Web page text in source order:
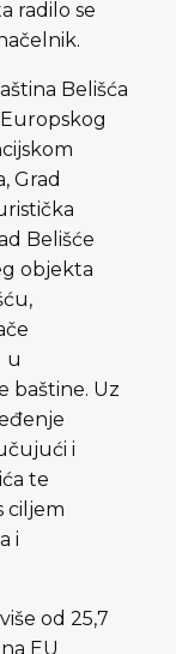
radilo se
Belišća
Grad
Belišće
objekta
u
baštine. Uz
i
te
ciljem
i
od 25,7
EU